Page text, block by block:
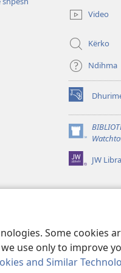
Some cookies
use only to improve
and Similar
dritare
të
Video
Kërko
Ndihma
(hap
dritare
të
re)
(hap
dritare
të
JW